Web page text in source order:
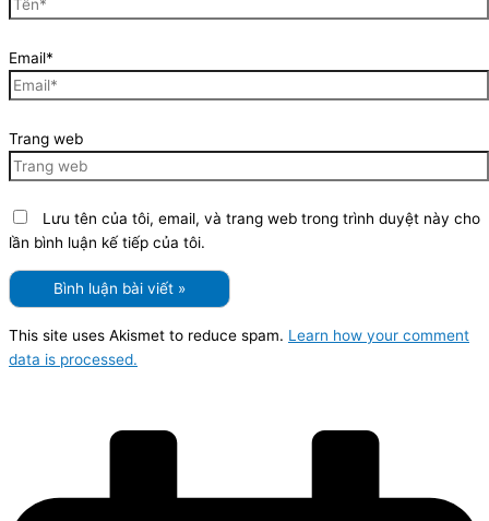
Email*
Trang web
Lưu tên của tôi, email, và trang web trong trình duyệt này cho
lần bình luận kế tiếp của tôi.
This site uses Akismet to reduce spam. Learn how your comment
data is processed.